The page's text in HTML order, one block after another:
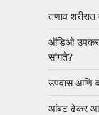
तणाव
ऑडिओ
सांगते?
उपवास आणि
आंबट ढेकर